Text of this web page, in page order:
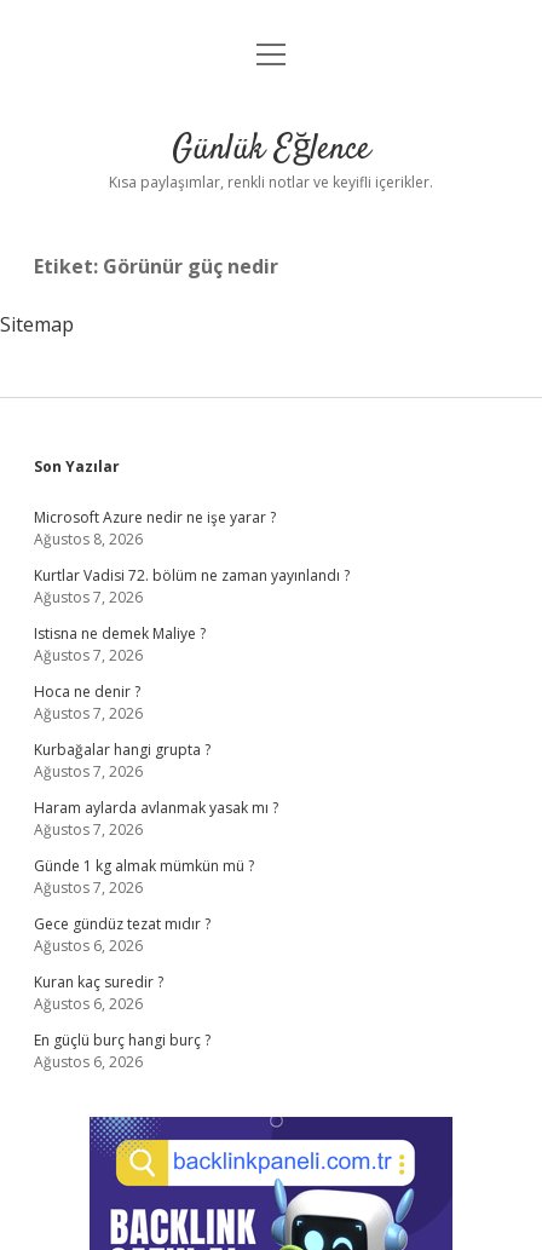
Anasayfa
Yasal Uyarı
menüyü
Günlük Eğlence
Kısa paylaşımlar, renkli notlar ve keyifli içerikler.
Etiket: Görünür güç nedir
Sitemap
Sidebar
Son Yazılar
Microsoft Azure nedir ne işe yarar ?
Ağustos 8, 2026
Kurtlar Vadisi 72. bölüm ne zaman yayınlandı ?
Ağustos 7, 2026
Istisna ne demek Maliye ?
Ağustos 7, 2026
Hoca ne denir ?
Ağustos 7, 2026
Kurbağalar hangi grupta ?
Ağustos 7, 2026
Haram aylarda avlanmak yasak mı ?
Ağustos 7, 2026
Günde 1 kg almak mümkün mü ?
Ağustos 7, 2026
Gece gündüz tezat mıdır ?
Ağustos 6, 2026
Kuran kaç suredir ?
Ağustos 6, 2026
En güçlü burç hangi burç ?
Ağustos 6, 2026